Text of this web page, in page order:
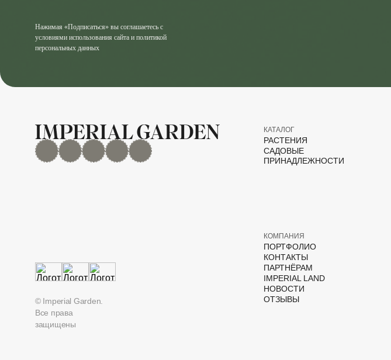
Нажимая «Подписаться» вы соглашаетесь с
условиями использования сайта и политикой
персональных данных
MAX Дзен YouTuberutubeTelegram
КАТАЛОГ
РАСТЕНИЯ
САДОВЫЕ
ПРИНАДЛЕЖНОСТИ
КОМПАНИЯ
ПОРТФОЛИО
КОНТАКТЫ
ПАРТНЁРАМ
IMPERIAL LAND
НОВОСТИ
ОТЗЫВЫ
© Imperial Garden.
Все права
защищены